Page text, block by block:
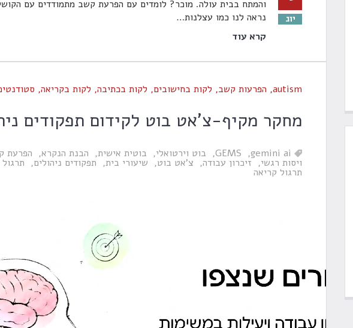
יונ
והמתח בבית עולה. מוכר? לומדים עם הפרעת קשב מתמודדים עם
נראה לנו כמו עצלנות…
קרא עוד
autism
, הפרעות קשב, לקות בחישובים, לקות בכתיבה, לקות בקריאה,
מחקר מקיף-צ'אט בוט לקידום תפקודים
gemini ai
GEMS בוט וירטואלי בוטית אישית הבנת הנקרא הפרעת
ויסות רגשי זיכרון עבודה צ'אט בוט שיעורי בית תפקודים ניהולים
תרגול קריאה